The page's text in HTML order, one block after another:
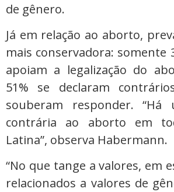
de gênero.
Já em relação ao aborto,
mais conservadora: somente
apoiam a legalização do
51% se declaram
souberam responder. “Há
contrária ao aborto em
Latina”, observa Habermann.
“No que tange a valores, em
relacionados a valores de